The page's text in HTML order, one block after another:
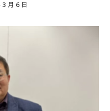
3 月 6 日